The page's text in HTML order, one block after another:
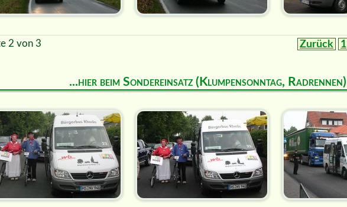
2 von 3 Zurück 1
...hier beim Sondereinsatz (Klumpensonntag, Radrennen)